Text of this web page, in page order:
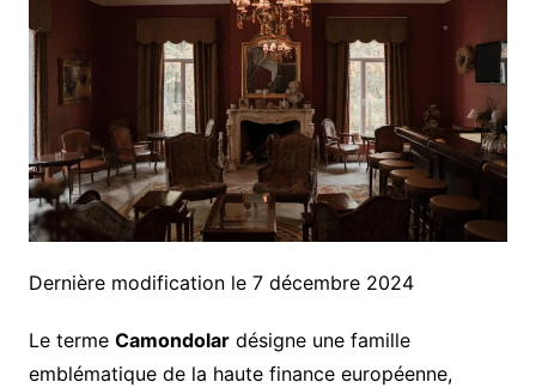
Dernière modification le 7 décembre 2024
Le terme Camondolardésigne une famille
emblématique de la haute finance européenne,